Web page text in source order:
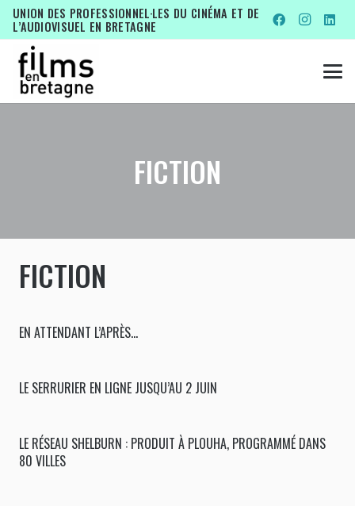
UNION DES PROFESSIONNEL·LES DU CINÉMA ET DE
L’AUDIOVISUEL EN BRETAGNE
FICTION
FICTION
EN ATTENDANT L’APRÈS…
LE SERRURIER EN LIGNE JUSQU’AU 2 JUIN
LE RÉSEAU SHELBURN : PRODUIT À PLOUHA, PROGRAMMÉ DANS
80 VILLES